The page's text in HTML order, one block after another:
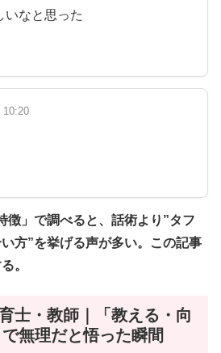
いなと思った
10:20
徴」で調べると、話術より”タフ
方”を挙げる声が多い。この記事
。
士・教師｜「教える・向
無理だと悟った瞬間